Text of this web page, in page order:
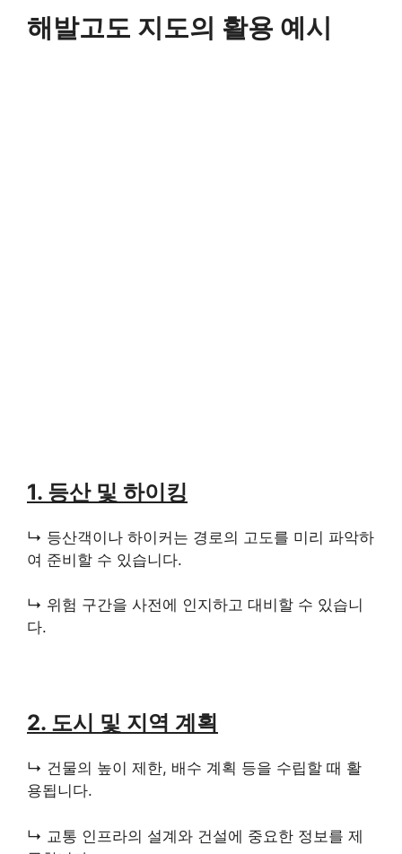
해발고도 지도의 활용 예시
1. 등산 및 하이킹
↳ 등산객이나 하이커는 경로의 고도를 미리 파악하
여 준비할 수 있습니다.
↳ 위험 구간을 사전에 인지하고 대비할 수 있습니
다.
2. 도시 및 지역 계획
↳ 건물의 높이 제한, 배수 계획 등을 수립할 때 활
용됩니다.
↳ 교통 인프라의 설계와 건설에 중요한 정보를 제